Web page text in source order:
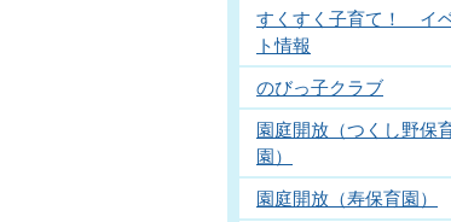
すくすく子育て！ イ
ト情報
のびっ子クラブ
園庭開放（つくし野保
園）
園庭開放（寿保育園）